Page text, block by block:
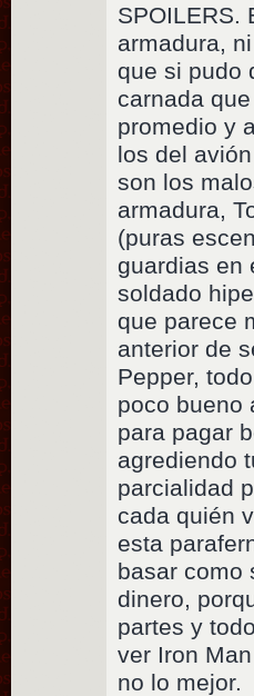
SPOILERS.
armadura,
que si pudo
carnada
promedio y
los del
son los
armadura,
(puras
guardias en
soldado
que parece
anterior de
Pepper,
poco bueno
para pagar
agrediendo
parcialidad
cada quién
esta
basar como
dinero,
partes y
ver Iron
no lo mejor.